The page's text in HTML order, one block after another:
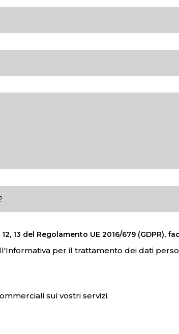
13 del Regolamento UE 2016/679 (GDPR),
per il trattamento dei dati
sui vostri servizi.